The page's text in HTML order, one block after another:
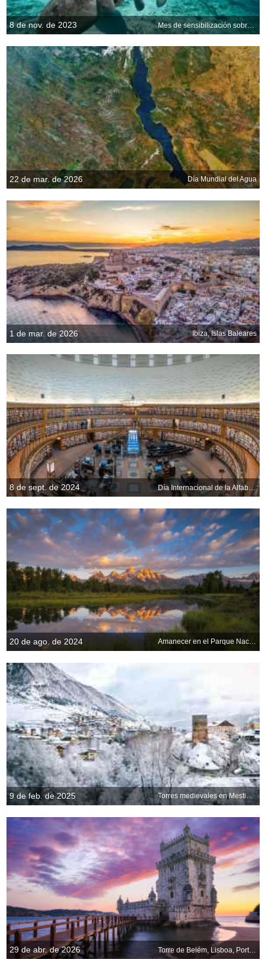
8 de nov. de 2023 Mes de sensibilización sobre el manatí
22 de mar. de 2026 Día Mundial del Agua
1 de mar. de 2026 Ibiza, Islas Baleares
8 de sept. de 2024 Día Internacional de la Alfabetización
20 de ago. de 2024 Amanecer en el Parque Nacional de Grand Teton, EE. UU.
9 de feb. de 2025 Torres medievales en Mestia, Mingrelia-Alta Esvanetia, Georgia
29 de abr. de 2026 Torre de Belém, Lisboa, Portugal